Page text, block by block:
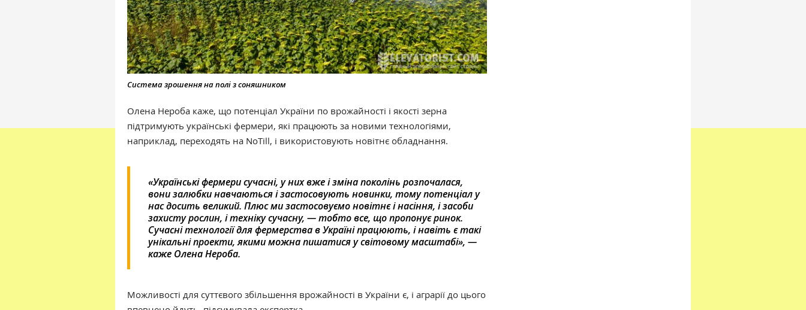
Система зрошення на полі з соняшником
Олена Нероба каже, що потенціал України по врожайності і якості зерна
підтримують українські фермери, які працюють за новими технологіями,
наприклад, переходять на NoTill, і використовують новітнє обладнання.
«Українські фермери сучасні, у них вже і зміна поколінь розпочалася,
вони залюбки навчаються і застосовують новинки, тому потенціал у
нас досить великий. Плюс ми застосовуємо новітнє і насіння, і засоби
захисту рослин, і техніку сучасну, — тобто все, що пропонує ринок.
Сучасні технології для фермерства в Україні працюють, і навіть є такі
унікальні проекти, якими можна пишатися у світовому масштабі», —
каже Олена Нероба.
Можливості для суттєвого збільшення врожайності в України є, і аграрії до цього